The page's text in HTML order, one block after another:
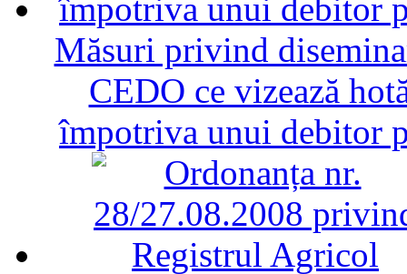
Măsuri privind
CEDO ce vizează
împotriva unui debitor